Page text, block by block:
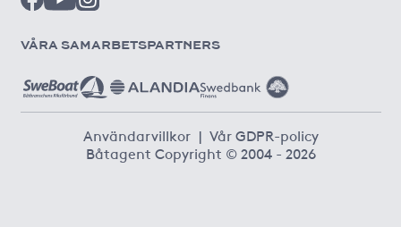
VÅRA SAMARBETSPARTNERS
Användarvillkor | Vår GDPR-policy
Båtagent Copyright © 2004 - 2026